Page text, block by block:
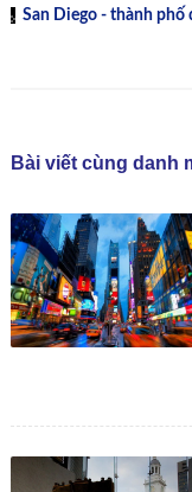
San Diego - thành phố
Bài viết cùng danh